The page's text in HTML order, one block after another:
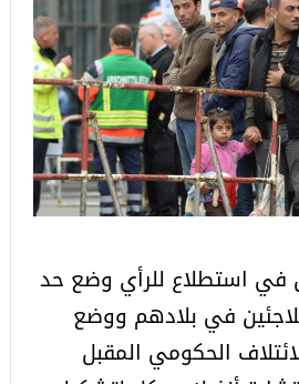
في استطلاع للرأي وضع حد
في بلادهم ووضع
الحكومي المقبل